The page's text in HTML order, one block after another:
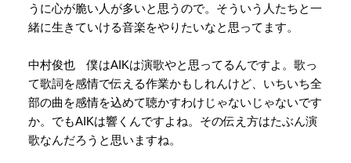
うに心が脆い人が多いと思うので。そういう人たちと一
緒に生きていける音楽をやりたいなと思ってます。
中村俊也 僕はAIKは演歌やと思ってるんですよ。歌っ
て歌詞を感情で伝える作業かもしれんけど、いちいち全
部の曲を感情を込めて聴かすわけじゃないじゃないです
か。でもAIKは響くんですよね。その伝え方はたぶん演
歌なんだろうと思いますね。